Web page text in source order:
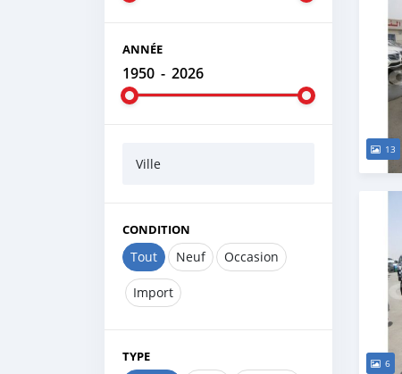
ANNÉE
1950 - 2026
Ville
CONDITION
Tout Neuf Occasion
Import
TYPE
13
6